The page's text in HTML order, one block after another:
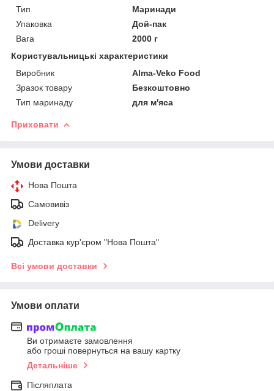
Тип
Маринади
Упаковка
Дой-пак
Вага
2000 г
Користувальницькі характеристики
Виробник
Alma-Veko Food
Зразок товару
Безкоштовно
Тип маринаду
для м'яса
Приховати
Умови доставки
Нова Пошта
Самовивіз
Delivery
Доставка кур'єром "Нова Пошта"
Всі умови доставки
Умови оплати
Ви отримаєте замовлення
або гроші повернуться на вашу картку
Детальніше
Післяплата